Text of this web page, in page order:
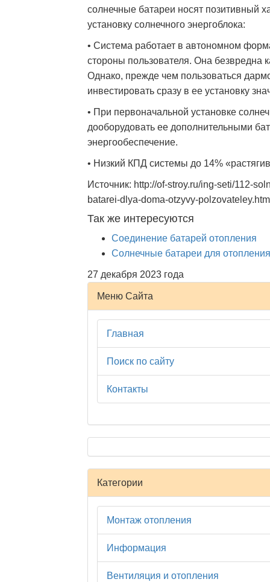
солнечные батареи носят позитивный
установку солнечного энергоблока:
• Система работает в автономном
стороны пользователя. Она безвредна
Однако, прежде чем пользоваться
инвестировать сразу в ее установку
• При первоначальной установке
дооборудовать ее дополнительными
энергообеспечение.
• Низкий КПД системы до 14%
Источник: http://of-stroy.ru/ing-seti/112-
batarei-dlya-doma-otzyvy-
Так же интересуются
Соединение батарей отопления
Солнечные батареи для
27 декабря 2023 года
Меню Сайта
Главная
Поиск по сайту
Контакты
Категории
Монтаж отопления
Информация
Вентиляция и отопления